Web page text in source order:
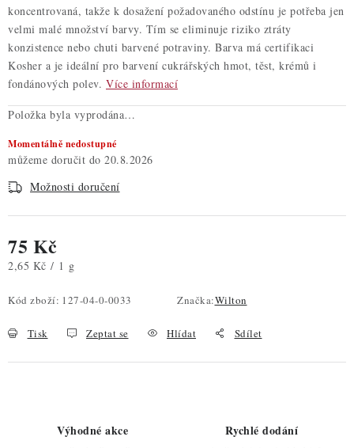
koncentrovaná, takže k dosažení požadovaného odstínu je potřeba jen
velmi malé množství barvy. Tím se eliminuje riziko ztráty
konzistence nebo chuti barvené potraviny. Barva má certifikaci
Kosher a je ideální pro barvení cukrářských hmot, těst, krémů i
fondánových polev. Více informací
Položka byla vyprodána…
Momentálně nedostupné
20.8.2026
Možnosti doručení
75 Kč
Měrná cena:
2,65 Kč / 1 g
Kód zboží: 127-04-0-0033 Značka:Wilton
Tisk Zeptat se Hlídat Sdílet
Výhodné akce Rychlé dodání